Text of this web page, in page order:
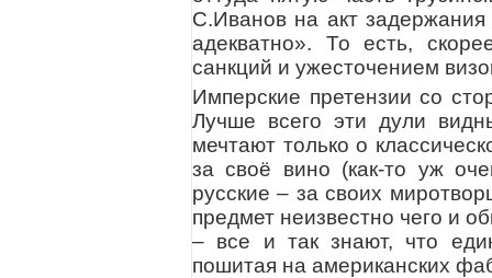
С.Иванов на акт задержания
адекватно». То есть,
санкций и ужесточением
Имперские претензии со
Лучше всего эти дули
мечтают только о
за своё вино (как-то уж
русские – за своих
предмет неизвестно чего и
– все и так знают, что
пошитая на американских